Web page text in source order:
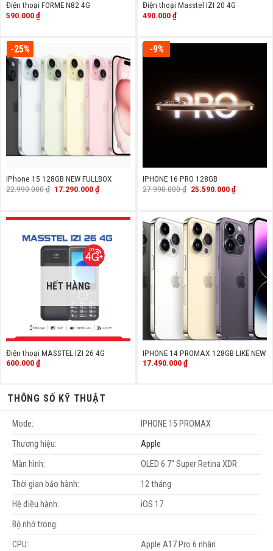
Điện thoại FORME N82 4G
590.000₫
Điện thoại Masstel IZI 20 4G
490.000₫
-25%
IPhone 15 128GB NEW FULLBOX
22.990.000₫ Giá
17.290.000₫Giá
17.290.000 ₫.
-9%
IPHONE 16 PRO 128GB
27.990.000₫ Giá
25.590.000₫Giá
HẾT HÀNG
Điện thoại MASSTEL IZI 26 4G
600.000₫
IPHONE 14 PROMAX 128GB LIKE NEW
17.490.000₫
THÔNG SỐ KỸ THUẬT
Mode:
IPHONE 15 PROMAX
Thương hiệu:
Apple
Màn hình:
OLED 6.7" Super Retina XDR
Thời gian bảo hành:
12 tháng
Hệ điều hành:
iOS 17
Bộ nhớ trong:
CPU:
Apple A17 Pro 6 nhân